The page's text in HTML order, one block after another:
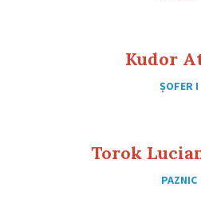
Kudor
ȘOFER I
Torok
PAZNIC